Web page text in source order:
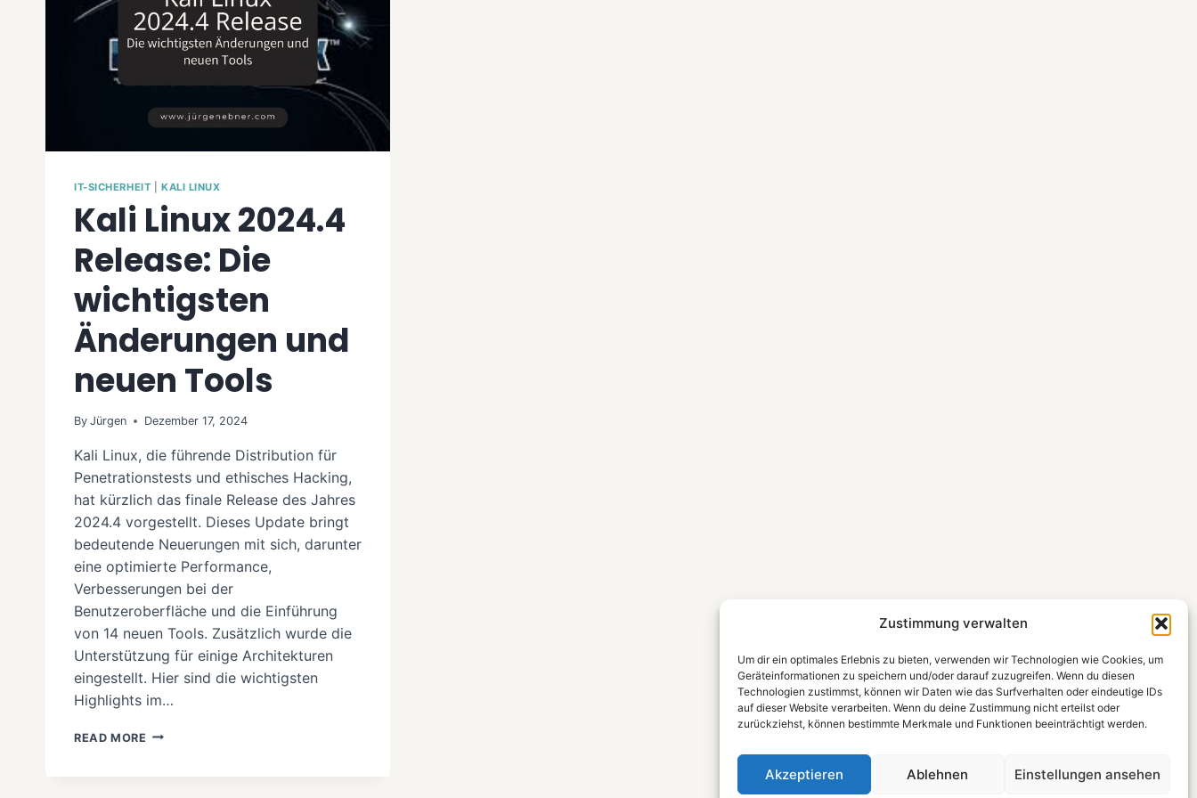
Zustimmung verwalten
Um dir ein optimales Erlebnis zu bieten, verwenden wir Technologien wie Cookies, um
Geräteinformationen zu speichern und/oder darauf zuzugreifen. Wenn du diesen
Technologien zustimmst, können wir Daten wie das Surfverhalten oder eindeutige IDs
auf dieser Website verarbeiten. Wenn du deine Zustimmung nicht erteilst oder
zurückziehst, können bestimmte Merkmale und Funktionen beeinträchtigt werden.
Akzeptieren Ablehnen Einstellungen ansehen
IT-SICHERHEIT KALI LINUX
Kali Linux 2024.4
Release: Die
wichtigsten
Änderungen und
neuen Tools
By Jürgen Dezember 17, 2024
Kali Linux, die führende Distribution für
Penetrationstests und ethisches Hacking,
hat kürzlich das finale Release des Jahres
2024.4 vorgestellt. Dieses Update bringt
bedeutende Neuerungen mit sich, darunter
eine optimierte Performance,
Verbesserungen bei der
Benutzeroberfläche und die Einführung
von 14 neuen Tools. Zusätzlich wurde die
Unterstützung für einige Architekturen
eingestellt. Hier sind die wichtigsten
Highlights im…
READ MORE KALI